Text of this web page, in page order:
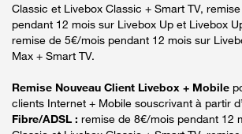
Classic et Livebox Classic + Smart TV,
pendant 12 mois sur Livebox Up et Livebox
remise de 5€/mois pendant 12 mois sur
Max + Smart TV.
Remise Nouveau Client Livebox + Mobile
clients Internet + Mobile souscrivant à partir
Fibre/ADSL : remise de 8€/mois pendant 12